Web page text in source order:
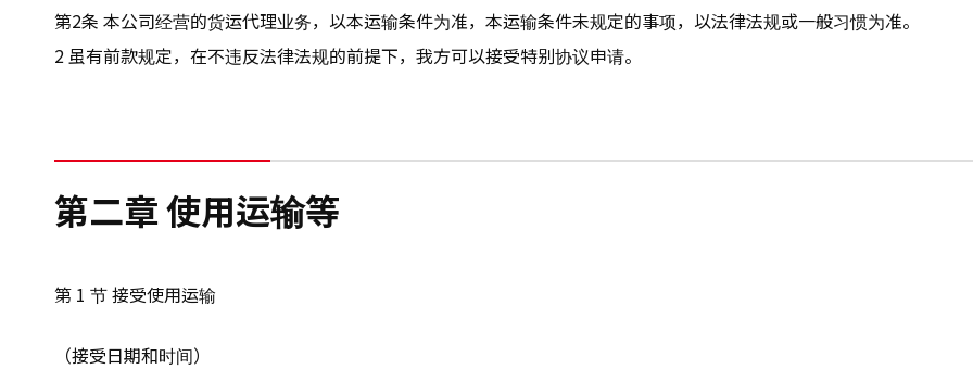
第2条 本公司经营的货运代理业务，以本运输条件为准，本运输条件未规定的事项，以法律法规或一般习惯为准。
2 虽有前款规定，在不违反法律法规的前提下，我方可以接受特别协议申请。
第二章 使用运输等
第 1 节 接受使用运输
（接受日期和时间）